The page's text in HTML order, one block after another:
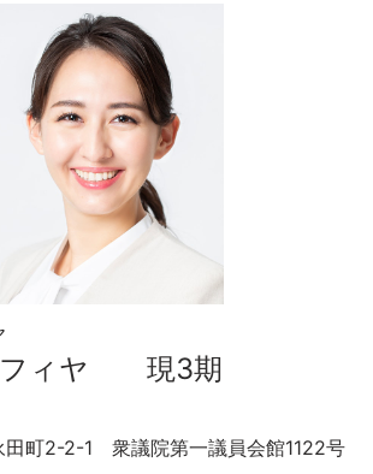
ィヤ 現3期
田町2-2-1 衆議院第一議員会館1122号